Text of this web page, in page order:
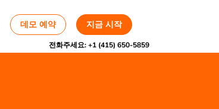
데모 예약 지금 시작
전화주세요:+1 (415) 650-5859